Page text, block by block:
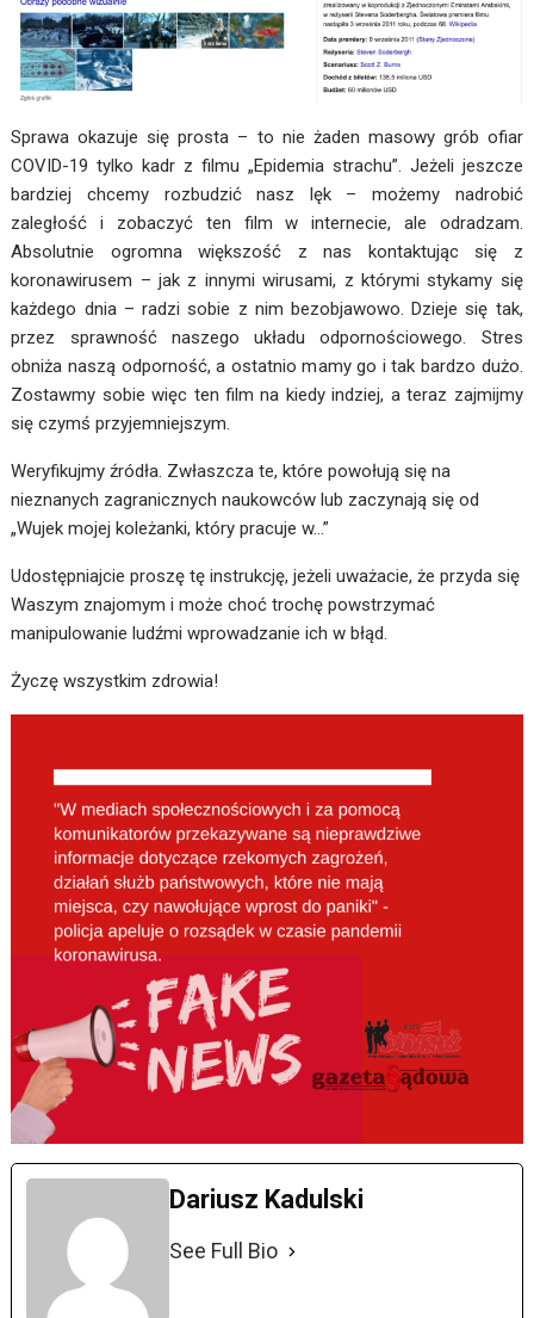
Sprawa okazuje się prosta – to nie żaden masowy grób ofiar
COVID-19 tylko kadr z filmu „Epidemia strachu”. Jeżeli jeszcze
bardziej chcemy rozbudzić nasz lęk – możemy nadrobić
zaległość i zobaczyć ten film w internecie, ale odradzam.
Absolutnie ogromna większość z nas kontaktując się z
koronawirusem – jak z innymi wirusami, z którymi stykamy się
każdego dnia – radzi sobie z nim bezobjawowo. Dzieje się tak,
przez sprawność naszego układu odpornościowego. Stres
obniża naszą odporność, a ostatnio mamy go i tak bardzo dużo.
Zostawmy sobie więc ten film na kiedy indziej, a teraz zajmijmy
się czymś przyjemniejszym.
Weryfikujmy źródła. Zwłaszcza te, które powołują się na
nieznanych zagranicznych naukowców lub zaczynają się od
„Wujek mojej koleżanki, który pracuje w…”
Udostępniajcie proszę tę instrukcję, jeżeli uważacie, że przyda się
Waszym znajomym i może choć trochę powstrzymać
manipulowanie ludźmi wprowadzanie ich w błąd.
Życzę wszystkim zdrowia!
Dariusz Kadulski
See Full Bio